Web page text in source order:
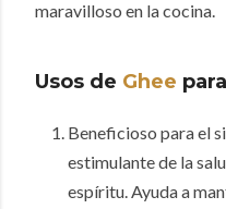
maravilloso en la cocina.
Usos de Ghee
Beneficioso para el
estimulante de la
espíritu.Ayuda a